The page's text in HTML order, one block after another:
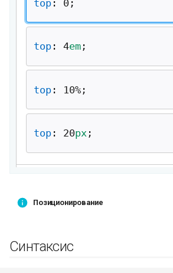
Позиционирование
Синтаксис